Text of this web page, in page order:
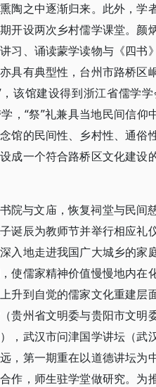
陶之中逐渐归来。此外，学
开设两次乡村儒学课堂。颜
习、诵读蒙学读物与《四书
具有典型性，台州市路桥区
该馆建设得到浙江省儒学
，“祭”礼兼具当地民间信仰
馆的民间性、乡村性、通俗
成一个符合路桥区文化建设
院与文庙，恢复祠堂与民间
诞辰为教师节并举行相应礼
入地走进我国广大城乡的家
使儒家精神价值慢慢地内
升到自觉的儒家文化重建层
贵州省文明委与贵阳市文明
，武汉市问津国学讲坛（武
，第一期重在以道德讲坛为
作，师生驻学堂做研究。为